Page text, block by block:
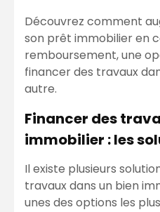
Découvrez comment
son prêt immobilier en
remboursement, une
financer des travaux
autre.
Financer des
immobilier : les
Il existe plusieurs
travaux dans un bien
unes des options les